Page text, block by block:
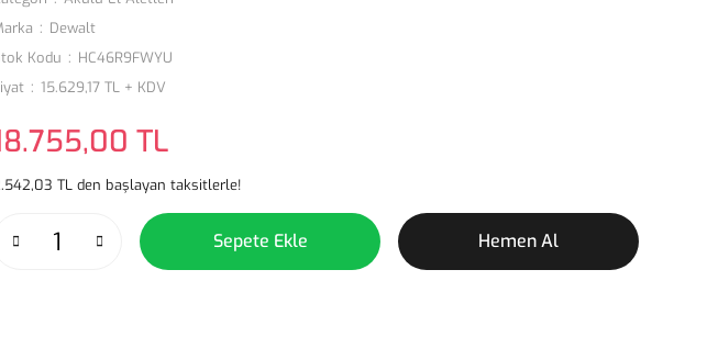
Dewalt
Kodu
HC46R9FWYU
15.629,17 TL + KDV
TL
TL den başlayan taksitlerle!
Sepete Ekle Hemen Al